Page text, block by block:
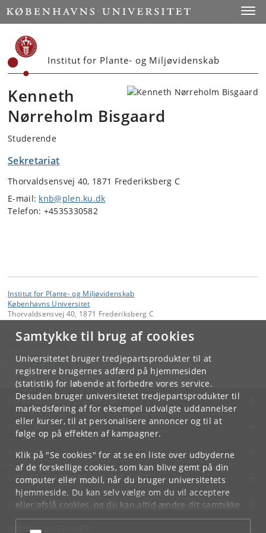
Samtykke til brug af cookies
Universitetet bruger tredjepartsprodukter til at
registrere brugernes adfærd på hjemmesiden
(statistik) for løbende at forbedre vores service.
Desuden bruger universitetet tredjepartsprodukter til
markedsføring af for eksempel udvalgte uddannelser
eller kurser, til at personalisere annoncer og til at
følge op på effekten af kampagner.
Klik på "Se cookies" for at se en liste over udbyderne
af de forskellige cookies, som kan blive gemt på din
computer eller mobil, når du bruger universitetets
hjemmeside. Du kan selv vælge om du vil acceptere
eller afslå cookies, og du kan altid ændre dit samtykke
underCookie- og privatlivspolitiksom du finder i
bunden af hver side.
Start
Institut for Plante- og Miljøvidenskab
Kenneth
Nørreholm Bisgaard
Studerende
Sekretariat
Thorvaldsensvej 40, 1871 Frederiksberg C
E-mail: knb@plen.ku.dk
Telefon: +4535330582
Institut for Plante- og Miljøvidenskab
Københavns Universitet
Thorvaldsensvej 40, 1871 Frederiksberg C
Kontakt:
Institutsekretariat
plen@plen.ku.dk
KØBENHAVNS UNIVERSITET
KONTAKT
SERVICES
FOR STUDERENDE OG ANSATTE
JOB OG KARRIERE
NØDSITUATIONER